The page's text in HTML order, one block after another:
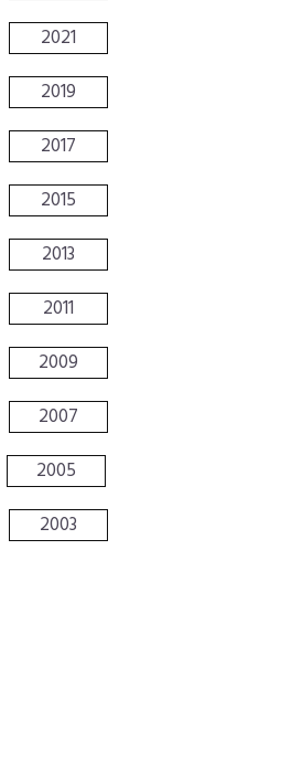
2021
2019
2017
2015
2013
2011
2009
2007
2005
2003